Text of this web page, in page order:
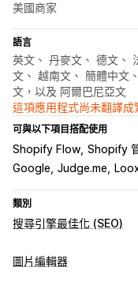
美國商家
語言
英文、 丹麥文、 德文、
文、 越南文、 簡體中文
文，以及 阿爾巴尼亞文
這項應用程式尚未翻譯成
可與以下項目搭配使用
Shopify Flow Shopify
Google Judge.me
類別
搜尋引擎最佳化 (SEO)
搜尋引擎最佳化 (SEO) 工
圖片編輯器